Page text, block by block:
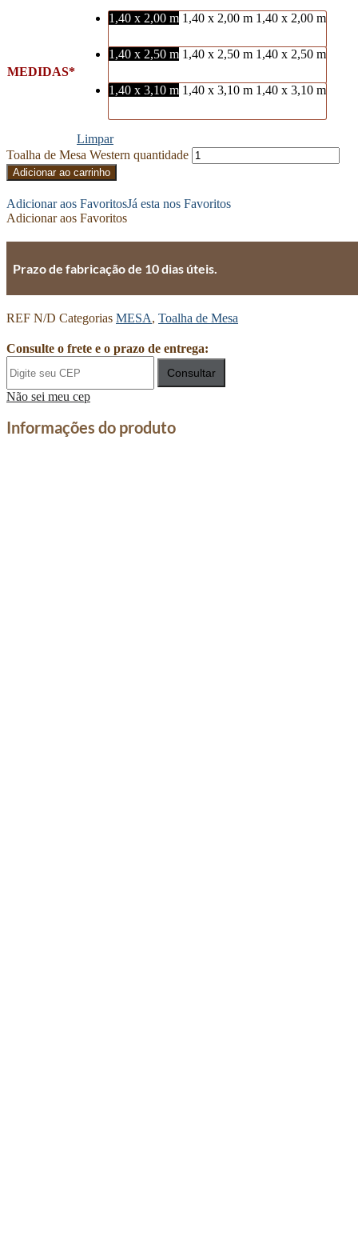
MEDIDAS
1,40 x 2,00 m 1,40 x 2,00 m 1,40 x 2,00 m
1,40 x 2,50 m 1,40 x 2,50 m 1,40 x 2,50 m
1,40 x 3,10 m 1,40 x 3,10 m 1,40 x 3,10 m
Limpar
Toalha de Mesa Western quantidade
Adicionar ao carrinho
Adicionar aos FavoritosJá esta nos Favoritos
Adicionar aos Favoritos
Prazo de fabricação de 10 dias úteis.
REF N/D Categorias MESA, Toalha de Mesa
Consulte o frete e o prazo de entrega:
Consultar
Não sei meu cep
Informações do produto